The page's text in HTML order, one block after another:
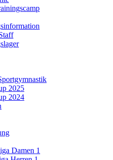
2025
2024
Damen 1